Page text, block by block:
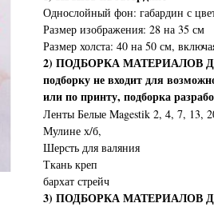
Однослойный фон: габардин с
Размер изображения: 28 на 35 см
Размер холста: 40 на 50 см,
2) ПОДБОРКА МАТЕРИАЛОВ
подборку не входит для
или по принту, подборка
Ленты Белые Magestik 2, 4, 7, 13,
Мулине х/б,
Шерсть для валяния
Ткань креп
бархат стрейч
3) ПОДБОРКА